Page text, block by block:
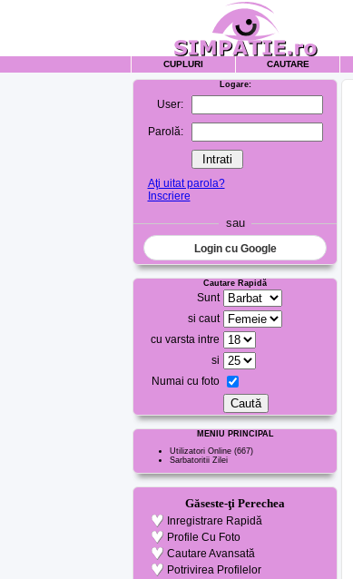
CUPLURI CAUTARE
Logare:
User:
Parolă:
Aţi uitat parola?
Inscriere
sau
Login cu Google
Cautare Rapidă
Sunt
si caut
cu varsta intre
si
Numai cu foto
MENIU PRINCIPAL
Utilizatori Online (667)
Sarbatoritii Zilei
Găseste-ţi Perechea
Inregistrare Rapidă
Profile Cu Foto
Cautare Avansată
Potrivirea Profilelor